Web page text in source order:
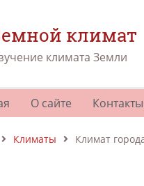
климат
климата Земли
О сайте Контакты
Климаты Климат